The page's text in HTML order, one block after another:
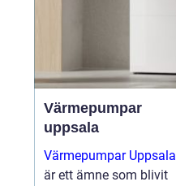
Värmepumpar
uppsala
Värmepumpar Uppsala
är ett ämne som blivit